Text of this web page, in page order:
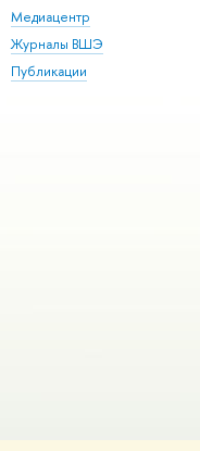
Медиацентр
Журналы ВШЭ
Публикации